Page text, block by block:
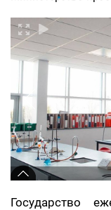
Государство